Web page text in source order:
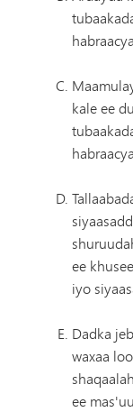
kale ee
ee
iyo
Dadka
waxaa
ee